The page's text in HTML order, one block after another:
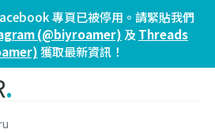
專頁已被停用。請緊貼我們
(@biyroamer) 及 Threads
獲取最新資訊！
.